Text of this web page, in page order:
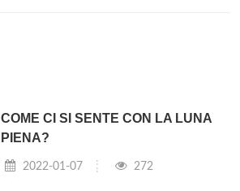
COME CI SI SENTE CON LA LUNA
PIENA?
2022-01-07 272